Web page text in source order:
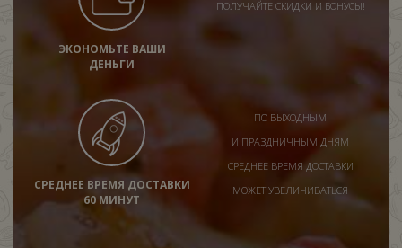
ЭКОНОМЬТЕ ВАШИ
ДЕНЬГИ
ПОЛУЧАЙТЕ СКИДКИ И БОНУСЫ!
СРЕДНЕЕ ВРЕМЯ ДОСТАВКИ
60 МИНУТ
ПО ВЫХОДНЫМ
И ПРАЗДНИЧНЫМ ДНЯМ
СРЕДНЕЕ ВРЕМЯ ДОСТАВКИ
МОЖЕТ УВЕЛИЧИВАТЬСЯ